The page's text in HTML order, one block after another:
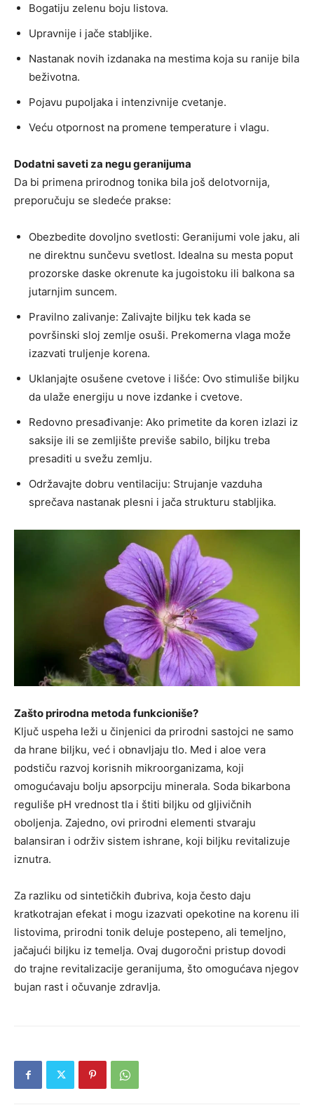
Bogatiju zelenu boju listova.
Upravnije i jače stabljike.
Nastanak novih izdanaka na mestima koja su ranije bila
beživotna.
Pojavu pupoljaka i intenzivnije cvetanje.
Veću otpornost na promene temperature i vlagu.
Dodatni saveti za negu geranijuma
Da bi primena prirodnog tonika bila još delotvornija,
preporučuju se sledeće prakse:
Obezbedite dovoljno svetlosti: Geranijumi vole jaku, ali
ne direktnu sunčevu svetlost. Idealna su mesta poput
prozorske daske okrenute ka jugoistoku ili balkona sa
jutarnjim suncem.
Pravilno zalivanje: Zalivajte biljku tek kada se
površinski sloj zemlje osuši. Prekomerna vlaga može
izazvati truljenje korena.
Uklanjajte osušene cvetove i lišće: Ovo stimuliše biljku
da ulaže energiju u nove izdanke i cvetove.
Redovno presađivanje: Ako primetite da koren izlazi iz
saksije ili se zemljište previše sabilo, biljku treba
presaditi u svežu zemlju.
Održavajte dobru ventilaciju: Strujanje vazduha
sprečava nastanak plesni i jača strukturu stabljika.
Zašto prirodna metoda funkcioniše?
Ključ uspeha leži u činjenici da prirodni sastojci ne samo
da hrane biljku, već i obnavljaju tlo. Med i aloe vera
podstiču razvoj korisnih mikroorganizama, koji
omogućavaju bolju apsorpciju minerala. Soda bikarbona
reguliše pH vrednost tla i štiti biljku od gljivičnih
oboljenja. Zajedno, ovi prirodni elementi stvaraju
balansiran i održiv sistem ishrane, koji biljku revitalizuje
iznutra.
Za razliku od sintetičkih đubriva, koja često daju
kratkotrajan efekat i mogu izazvati opekotine na korenu ili
listovima, prirodni tonik deluje postepeno, ali temeljno,
jačajući biljku iz temelja. Ovaj dugoročni pristup dovodi
do trajne revitalizacije geranijuma, što omogućava njegov
bujan rast i očuvanje zdravlja.